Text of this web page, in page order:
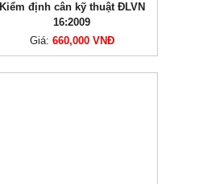
Kiểm định cân kỹ thuật ĐLVN
16:2009
Giá: 660,000 VNĐ